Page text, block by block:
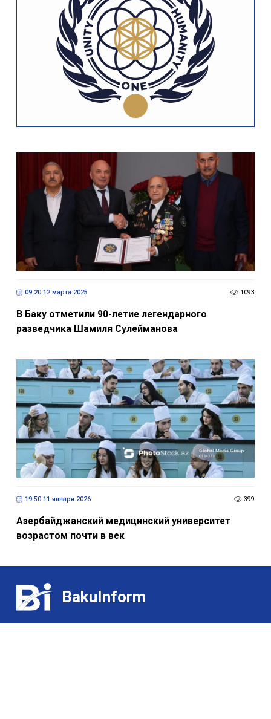
09:20 12 марта 2025 1093
В Баку отметили 90-летие легендарного
разведчика Шамиля Сулейманова
19:50 11 января 2026 399
Азербайджанский медицинский университет
возрастом почти в век
BakuInform